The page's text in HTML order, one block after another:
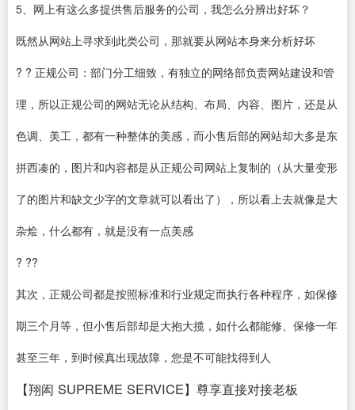
5、网上有这么多提供售后服务的公司，我怎么分辨出好坏？
既然从网站上寻求到此类公司，那就要从网站本身来分析好坏
? ? 正规公司：部门分工细致，有独立的网络部负责网站建设和管
理，所以正规公司的网站无论从结构、布局、内容、图片，还是从
色调、美工，都有一种整体的美感，而小售后部的网站却大多是东
拼西凑的，图片和内容都是从正规公司网站上复制的（从大量变形
了的图片和缺文少字的文章就可以看出了），所以看上去就像是大
杂烩，什么都有，就是没有一点美感
? ??
其次，正规公司都是按照标准和行业规定而执行各种程序，如保修
期三个月等，但小售后部却是大抱大揽，如什么都能修、保修一年
甚至三年，到时候真出现故障，您是不可能找得到人
【翔闳 SUPREME SERVICE】尊享直接对接老板